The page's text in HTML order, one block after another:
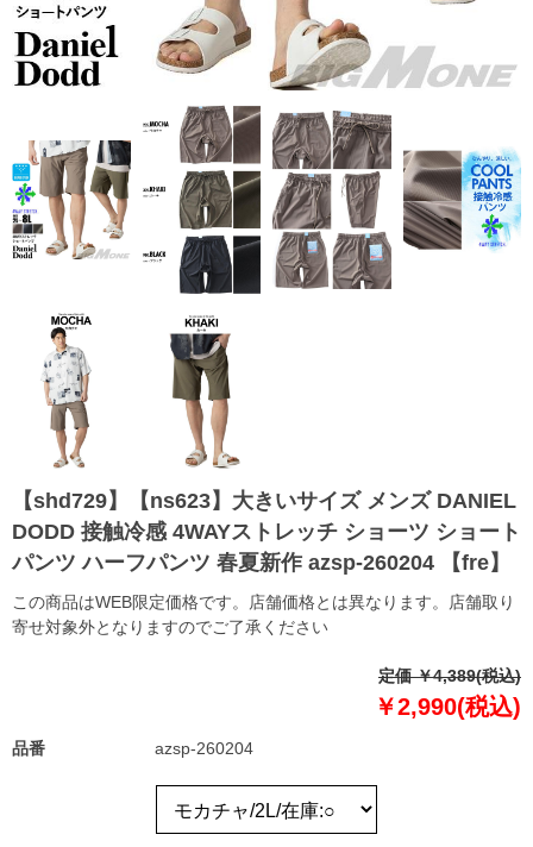
【shd729】【ns623】大きいサイズ メンズ DANIEL
DODD 接触冷感 4WAYストレッチ ショーツ ショート
パンツ ハーフパンツ 春夏新作 azsp-260204 【fre】
この商品はWEB限定価格です。店舗価格とは異なります。店舗取り
寄せ対象外となりますのでご了承ください
定価 ￥4,389(税込)
￥2,990(税込)
品番 azsp-260204